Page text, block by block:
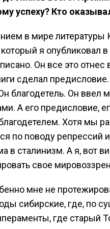
успеху? Кто
в мире
я опубликовал
Он все это
сделал
благодетель. Он
А его предисловие,
Хотя мы
по поводу репрессий
в сталинизм. А я, вот
свое
мне не
сибирские, где, по
где старый